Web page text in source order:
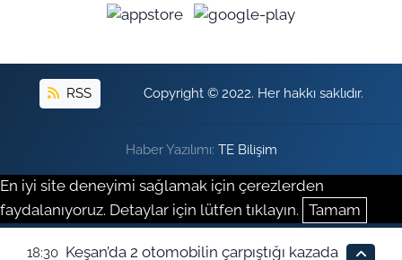
RSS Copyright © 2022. Her hakkı saklıdır.
Haber Yazılımı: TE Bilişim
En iyi site deneyimi sağlamak için çerezlerden
faydalanıyoruz. Detaylar için lütfen tıklayın. Tamam
18:30 Keşan’da 2 otomobilin çarpıştığı kazada